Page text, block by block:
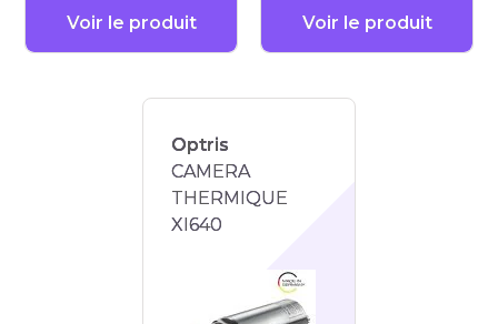
Voir le produit Voir le produit
Optris
CAMERA
THERMIQUE
XI640